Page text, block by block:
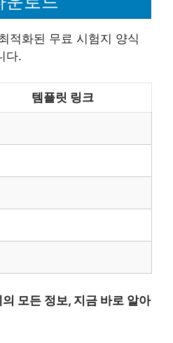
적화된 무료 시험지 양식
다.
템플릿 링크
모든 정보, 지금 바로 알아